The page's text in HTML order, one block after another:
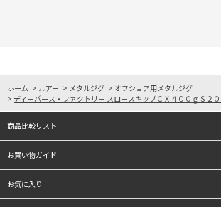
ホーム > ルアー > メタルジグ > オフショア用メタルジグ
> ディーパース・ファクトリー スロースキップＣＸ４００ｇＳ２０
商品比較リスト
お買い物ガイド
お気に入り